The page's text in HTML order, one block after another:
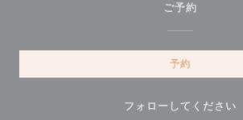
ご予約
予約
フォローしてください